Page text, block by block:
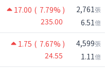
17.00 ( 7.79% )
235.00
2,761張
6.51億
1.75 ( 7.67% )
24.55
4,599張
1.11億